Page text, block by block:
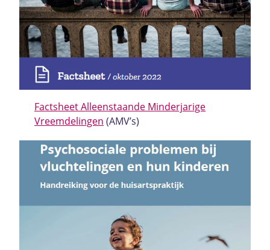
Factsheet Alleenstaande Minderjarige
Vreemdelingen (AMV’s)